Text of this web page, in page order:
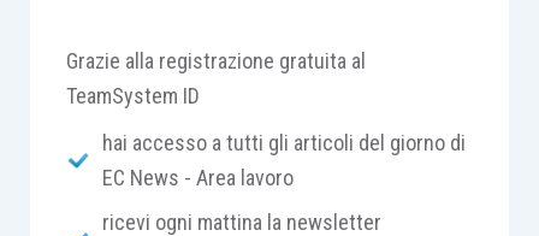
Grazie alla registrazione gratuita al
TeamSystem ID
hai accesso a tutti gli articoli del giorno di
EC News - Area lavoro
ricevi ogni mattina la newsletter